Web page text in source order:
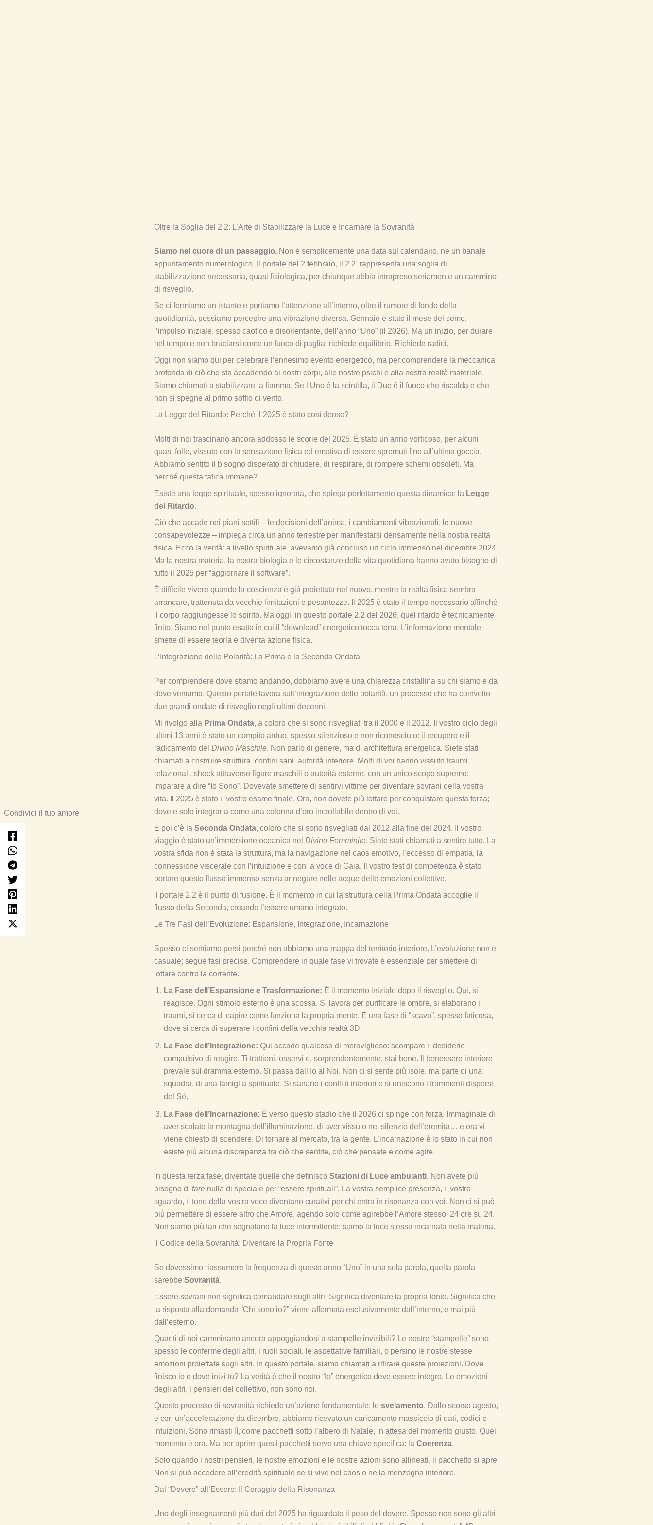
Oltre la Soglia del 2.2: L’Arte di Stabilizzare la Luce e Incarnare la Sovranità
Siamo nel cuore di un passaggio. Non è semplicemente una data sul calendario, né un banale
appuntamento numerologico. Il portale del 2 febbraio, il 2.2, rappresenta una soglia di
stabilizzazione necessaria, quasi fisiologica, per chiunque abbia intrapreso seriamente un cammino
di risveglio.
Se ci fermiamo un istante e portiamo l’attenzione all’interno, oltre il rumore di fondo della
quotidianità, possiamo percepire una vibrazione diversa. Gennaio è stato il mese del seme,
l’impulso iniziale, spesso caotico e disorientante, dell’anno “Uno” (il 2026). Ma un inizio, per durare
nel tempo e non bruciarsi come un fuoco di paglia, richiede equilibrio. Richiede radici.
Oggi non siamo qui per celebrare l’ennesimo evento energetico, ma per comprendere la meccanica
profonda di ciò che sta accadendo ai nostri corpi, alle nostre psichi e alla nostra realtà materiale.
Siamo chiamati a stabilizzare la fiamma. Se l’Uno è la scintilla, il Due è il fuoco che riscalda e che
non si spegne al primo soffio di vento.
La Legge del Ritardo: Perché il 2025 è stato così denso?
Molti di noi trascinano ancora addosso le scorie del 2025. È stato un anno vorticoso, per alcuni
quasi folle, vissuto con la sensazione fisica ed emotiva di essere spremuti fino all’ultima goccia.
Abbiamo sentito il bisogno disperato di chiudere, di respirare, di rompere schemi obsoleti. Ma
perché questa fatica immane?
Esiste una legge spirituale, spesso ignorata, che spiega perfettamente questa dinamica: la Legge
del Ritardo.
Ciò che accade nei piani sottili – le decisioni dell’anima, i cambiamenti vibrazionali, le nuove
consapevolezze – impiega circa un anno terrestre per manifestarsi densamente nella nostra realtà
fisica. Ecco la verità: a livello spirituale, avevamo già concluso un ciclo immenso nel dicembre 2024.
Ma la nostra materia, la nostra biologia e le circostanze della vita quotidiana hanno avuto bisogno di
tutto il 2025 per “aggiornare il software”.
È difficile vivere quando la coscienza è già proiettata nel nuovo, mentre la realtà fisica sembra
arrancare, trattenuta da vecchie limitazioni e pesantezze. Il 2025 è stato il tempo necessario affinché
il corpo raggiungesse lo spirito. Ma oggi, in questo portale 2.2 del 2026, quel ritardo è tecnicamente
finito. Siamo nel punto esatto in cui il “download” energetico tocca terra. L’informazione mentale
smette di essere teoria e diventa azione fisica.
L’Integrazione delle Polarità: La Prima e la Seconda Ondata
Per comprendere dove stiamo andando, dobbiamo avere una chiarezza cristallina su chi siamo e da
dove veniamo. Questo portale lavora sull’integrazione delle polarità, un processo che ha coinvolto
due grandi ondate di risveglio negli ultimi decenni.
Mi rivolgo alla Prima Ondata, a coloro che si sono risvegliati tra il 2000 e il 2012. Il vostro ciclo degli
ultimi 13 anni è stato un compito arduo, spesso silenzioso e non riconosciuto: il recupero e il
radicamento del Divino Maschile. Non parlo di genere, ma di architettura energetica. Siete stati
chiamati a costruire struttura, confini sani, autorità interiore. Molti di voi hanno vissuto traumi
relazionali, shock attraverso figure maschili o autorità esterne, con un unico scopo supremo:
imparare a dire “Io Sono”. Dovevate smettere di sentirvi vittime per diventare sovrani della vostra
vita. Il 2025 è stato il vostro esame finale. Ora, non dovete più lottare per conquistare questa forza;
dovete solo integrarla come una colonna d’oro incrollabile dentro di voi.
E poi c’è la Seconda Ondata, coloro che si sono risvegliati dal 2012 alla fine del 2024. Il vostro
viaggio è stato un’immersione oceanica nel Divino Femminile. Siete stati chiamati a sentire tutto. La
vostra sfida non è stata la struttura, ma la navigazione nel caos emotivo, l’eccesso di empatia, la
connessione viscerale con l’intuizione e con la voce di Gaia. Il vostro test di competenza è stato
portare questo flusso immenso senza annegare nelle acque delle emozioni collettive.
Il portale 2.2 è il punto di fusione. È il momento in cui la struttura della Prima Ondata accoglie il
flusso della Seconda, creando l’essere umano integrato.
Le Tre Fasi dell’Evoluzione: Espansione, Integrazione, Incarnazione
Spesso ci sentiamo persi perché non abbiamo una mappa del territorio interiore. L’evoluzione non è
casuale; segue fasi precise. Comprendere in quale fase vi trovate è essenziale per smettere di
lottare contro la corrente.
La Fase dell’Espansione e Trasformazione: È il momento iniziale dopo il risveglio. Qui, si
reagisce. Ogni stimolo esterno è una scossa. Si lavora per purificare le ombre, si elaborano i
traumi, si cerca di capire come funziona la propria mente. È una fase di “scavo”, spesso faticosa,
dove si cerca di superare i confini della vecchia realtà 3D.
La Fase dell’Integrazione: Qui accade qualcosa di meraviglioso: scompare il desiderio
compulsivo di reagire. Ti trattieni, osservi e, sorprendentemente, stai bene. Il benessere interiore
prevale sul dramma esterno. Si passa dall’Io al Noi. Non ci si sente più isole, ma parte di una
squadra, di una famiglia spirituale. Si sanano i conflitti interiori e si uniscono i frammenti dispersi
del Sé.
La Fase dell’Incarnazione: È verso questo stadio che il 2026 ci spinge con forza. Immaginate di
aver scalato la montagna dell’illuminazione, di aver vissuto nel silenzio dell’eremita… e ora vi
viene chiesto di scendere. Di tornare al mercato, tra la gente. L’incarnazione è lo stato in cui non
esiste più alcuna discrepanza tra ciò che sentite, ciò che pensate e come agite.
In questa terza fase, diventate quelle che definisco Stazioni di Luce ambulanti. Non avete più
bisogno di fare nulla di speciale per “essere spirituali”. La vostra semplice presenza, il vostro
sguardo, il tono della vostra voce diventano curativi per chi entra in risonanza con voi. Non ci si può
più permettere di essere altro che Amore, agendo solo come agirebbe l’Amore stesso, 24 ore su 24.
Non siamo più fari che segnalano la luce intermittente; siamo la luce stessa incarnata nella materia.
Il Codice della Sovranità: Diventare la Propria Fonte
Se dovessimo riassumere la frequenza di questo anno “Uno” in una sola parola, quella parola
sarebbe Sovranità.
Essere sovrani non significa comandare sugli altri. Significa diventare la propria fonte. Significa che
la risposta alla domanda “Chi sono io?” viene affermata esclusivamente dall’interno, e mai più
dall’esterno.
Quanti di noi camminano ancora appoggiandosi a stampelle invisibili? Le nostre “stampelle” sono
spesso le conferme degli altri, i ruoli sociali, le aspettative familiari, o persino le nostre stesse
emozioni proiettate sugli altri. In questo portale, siamo chiamati a ritirare queste proiezioni. Dove
finisco io e dove inizi tu? La verità è che il nostro “Io” energetico deve essere integro. Le emozioni
degli altri, i pensieri del collettivo, non sono noi.
Questo processo di sovranità richiede un’azione fondamentale: lo svelamento. Dallo scorso agosto,
e con un’accelerazione da dicembre, abbiamo ricevuto un caricamento massiccio di dati, codici e
intuizioni. Sono rimasti lì, come pacchetti sotto l’albero di Natale, in attesa del momento giusto. Quel
momento è ora. Ma per aprire questi pacchetti serve una chiave specifica: la Coerenza.
Solo quando i nostri pensieri, le nostre emozioni e le nostre azioni sono allineati, il pacchetto si apre.
Non si può accedere all’eredità spirituale se si vive nel caos o nella menzogna interiore.
Dal “Dovere” all’Essere: Il Coraggio della Risonanza
Uno degli insegnamenti più duri del 2025 ha riguardato il peso del dovere. Spesso non sono gli altri
Condividi il tuo amore